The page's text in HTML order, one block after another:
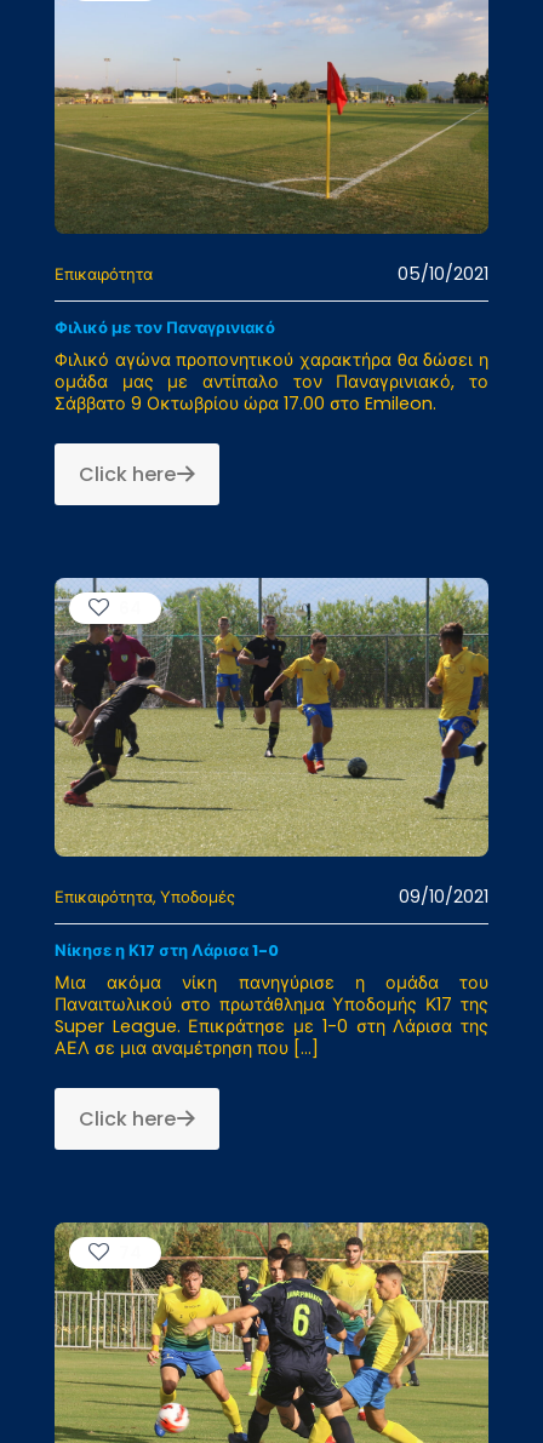
Επικαιρότητα 05/10/2021
Φιλικό με τον Παναγρινιακό
Φιλικό αγώνα προπονητικού χαρακτήρα θα δώσει η
ομάδα μας με αντίπαλο τον Παναγρινιακό, το
Σάββατο 9 Οκτωβρίου ώρα 17.00 στο Emileon.
Click here
Επικαιρότητα Υποδομές 09/10/2021
Νίκησε η Κ17 στη Λάρισα 1-0
Μια ακόμα νίκη πανηγύρισε η ομάδα του
Παναιτωλικού στο πρωτάθλημα Υποδομής Κ17 της
Super League. Επικράτησε με 1-0 στη Λάρισα της
ΑΕΛ σε μια αναμέτρηση που […]
Click here